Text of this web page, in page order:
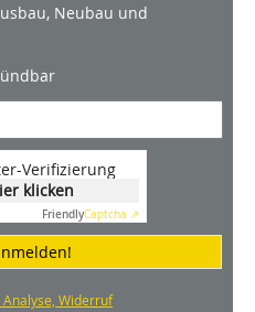
Neubau und
Verifizierung
klicken
FriendlyCaptcha ⇗
Widerruf